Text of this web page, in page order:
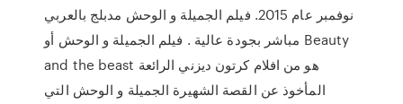
نوفمبر عام 2015. فيلم الجميلة و الوحش مدبلج بالعربي
مباشر بجودة عالية . فيلم الجميلة و الوحش أو Beauty
and the beast هو من افلام كرتون ديزني الرائعة
المأخوذ عن القصة الشهيرة الجميلة و الوحش التي